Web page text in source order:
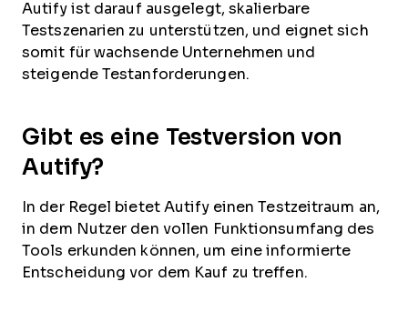
Autify ist darauf ausgelegt, skalierbare
Testszenarien zu unterstützen, und eignet sich
somit für wachsende Unternehmen und
steigende Testanforderungen.
Gibt es eine Testversion von
Autify?
In der Regel bietet Autify einen Testzeitraum an,
in dem Nutzer den vollen Funktionsumfang des
Tools erkunden können, um eine informierte
Entscheidung vor dem Kauf zu treffen.